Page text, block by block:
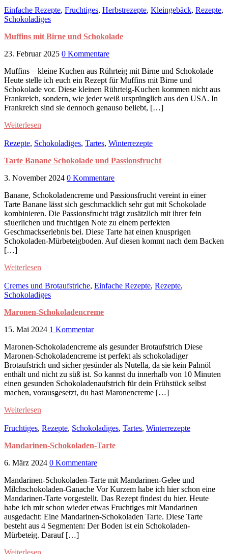
Einfache Rezepte, Fruchtiges, Herbstrezepte, Kleingebäck, Rezepte,
Schokoladiges
Muffins mit Birne und Schokolade
23. Februar 2025 0 Kommentare
Muffins – kleine Kuchen aus Rührteig mit Birne und Schokolade
Heute stelle ich euch ein Rezept für Muffins mit Birne und
Schokolade vor. Diese kleinen Rührteig-Kuchen kommen nicht aus
Frankreich, sondern, wie jeder weiß ursprünglich aus den USA. In
Frankreich sind sie dennoch genauso beliebt, […]
Weiterlesen
Rezepte, Schokoladiges, Tartes, Winterrezepte
Tarte Banane Schokolade und Passionsfrucht
3. November 2024 0 Kommentare
Banane, Schokoladencreme und Passionsfrucht vereint in einer
Tarte Banane lässt sich geschmacklich sehr gut mit Schokolade
kombinieren. Die Passionsfrucht trägt zusätzlich mit ihrer fein
säuerlichen und fruchtigen Note zu einem perfekten
Geschmackserlebnis bei. Diese Tarte hat einen knusprigen
Schokoladen-Mürbeteigboden. Auf diesen kommt nach dem Backen
[…]
Weiterlesen
Cremes und Brotaufstriche, Einfache Rezepte, Rezepte,
Schokoladiges
Maronen-Schokoladencreme
15. Mai 2024 1 Kommentar
Maronen-Schokoladencreme als gesunder Brotaufstrich Diese
Maronen-Schokoladencreme ist perfekt als schokoladiger
Brotaufstrich und sicher gesünder als Nutella, da sie kein Palmöl
enthält und nicht zu süß ist. So kannst du innerhalb von 10 Minuten
einen gesunden Schokoladenaufstrich für dein Frühstück selbst
machen, vorausgesetzt, du hast Maronencreme […]
Weiterlesen
Fruchtiges, Rezepte, Schokoladiges, Tartes, Winterrezepte
Mandarinen-Schokoladen-Tarte
6. März 2024 0 Kommentare
Mandarinen-Schokoladen-Tarte mit Mandarinen-Gelee und
Milchschokoladen-Ganache Vor Kurzem habe ich hier schon eine
Mandarinen-Tarte vorgestellt. Das Rezept findest du hier. Heute
habe ich mir schon wieder etwas Fruchtiges mit Mandarinen
ausgedacht: Eine Mandarinen-Schokoladen Tarte. Diese Tarte
besteht aus 4 Segmenten: Der Boden ist ein Schokoladen-
Mürbeteig. Darauf […]
Weiterlesen